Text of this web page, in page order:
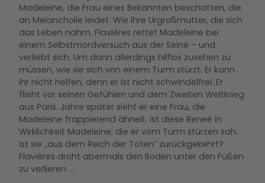
Madeleine, die Frau eines Bekannten beschatten, die
an Melancholie leidet. Wie ihre Urgroßmutter, die sich
das Leben nahm. Flavières rettet Madeleine bei
einem Selbstmordversuch aus der Seine – und
verliebt sich. Um dann allerdings hilflos zusehen zu
müssen, wie sie sich von einem Turm stürzt. Er kann
ihr nicht helfen, denn er ist nicht schwindelfrei. Er
flieht vor seinen Gefühlen und dem Zweiten Weltkrieg
aus Paris. Jahre später sieht er eine Frau, die
Madeleine frappierend ähnelt. Ist diese Reneé in
Wirklichkeit Madeleine, die er vom Turm stürzen sah.
Ist sie „aus dem Reich der Toten“ zurückgekehrt?
Flavières droht abermals den Boden unter den Füßen
zu verlieren …